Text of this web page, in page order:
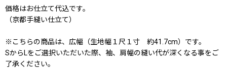
価格はお仕立て代込です。
（京都手縫い仕立て）
※こちらの商品は、広幅（生地幅１尺１寸 約41.7cm）です。
SからLをご選択いただいた際、袖、肩幅の縫い代が深くなる事をご
了承ください。